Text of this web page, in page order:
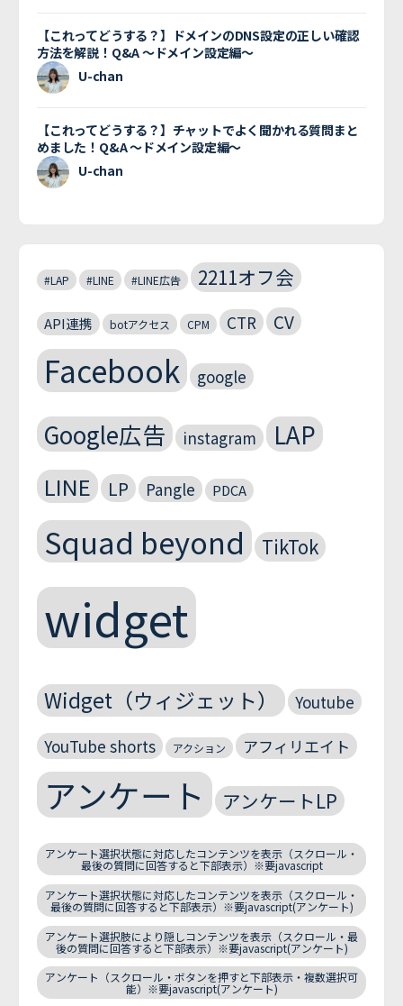
【これってどうする？】ドメインのDNS設定の正しい確認
方法を解説！Q&A 〜ドメイン設定編〜
U-chan
【これってどうする？】チャットでよく聞かれる質問まと
めました！Q&A 〜ドメイン設定編〜
U-chan
#LAP #LINE #LINE広告 2211オフ会
API連携 botアクセス CPM CTR CV
Facebook google
Google広告 instagram LAP
LINE LP Pangle PDCA
Squad beyond TikTok
widget
Widget（ウィジェット）
Youtube
YouTube shorts
アクション アフィリエイト
アンケート アンケートLP
アンケート選択状態に対応したコンテンツを表示（スクロール・
最後の質問に回答すると下部表示）※要javascript
アンケート選択状態に対応したコンテンツを表示（スクロール・
最後の質問に回答すると下部表示）※要javascript(アンケート)
アンケート選択肢により隠しコンテンツを表示（スクロール・最
後の質問に回答すると下部表示）※要javascript(アンケート)
アンケート（スクロール・ボタンを押すと下部表示・複数選択可
能）※要javascript(アンケート)